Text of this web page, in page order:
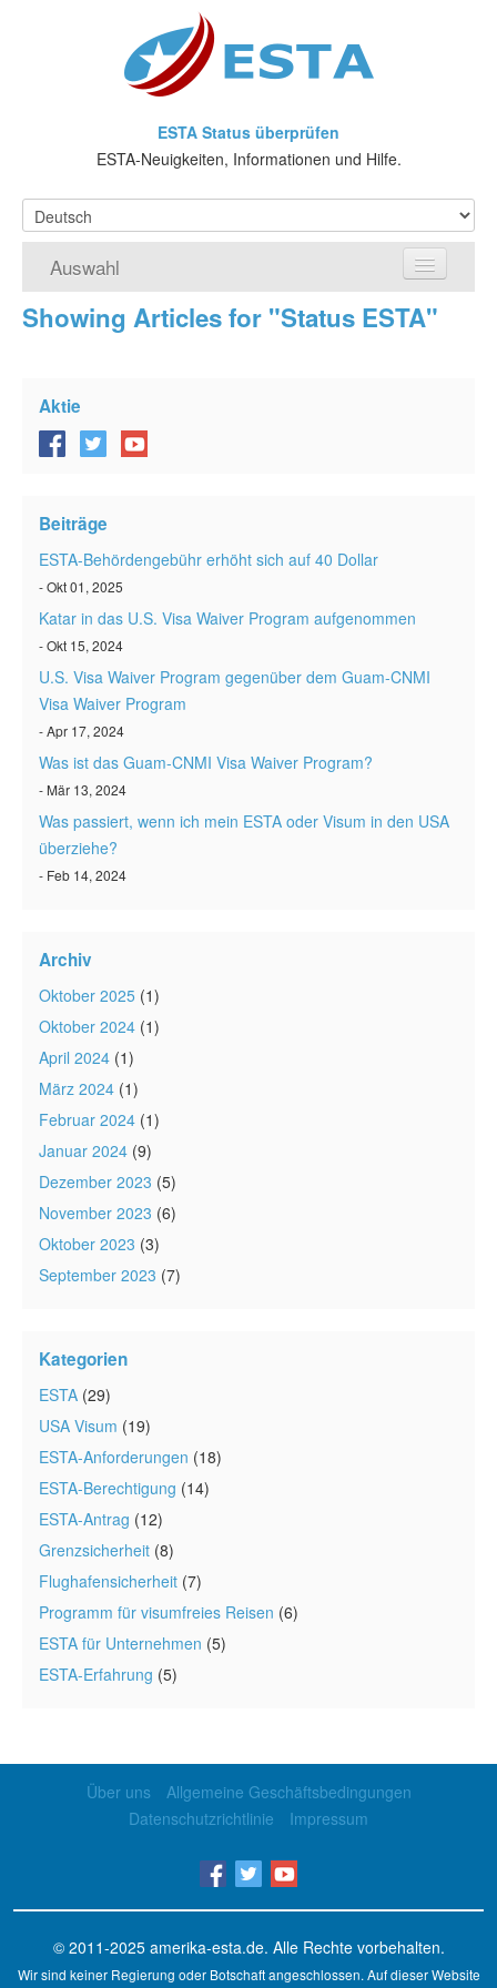
ESTA Status überprüfen
ESTA-Neuigkeiten, Informationen und Hilfe.
Auswahl
Home
Was ist ESTA?
VWP
ESTA Artikel
Kontakt
Showing Articles for "Status ESTA"
Aktie
Beiträge
ESTA-Behördengebühr erhöht sich auf 40 Dollar
- Okt 01, 2025
Katar in das U.S. Visa Waiver Program aufgenommen
- Okt 15, 2024
U.S. Visa Waiver Program gegenüber dem Guam-CNMI
Visa Waiver Program
- Apr 17, 2024
Was ist das Guam-CNMI Visa Waiver Program?
- Mär 13, 2024
Was passiert, wenn ich mein ESTA oder Visum in den USA
überziehe?
- Feb 14, 2024
Archiv
Oktober 2025 (1)
Oktober 2024 (1)
April 2024 (1)
März 2024 (1)
Februar 2024 (1)
Januar 2024 (9)
Dezember 2023 (5)
November 2023 (6)
Oktober 2023 (3)
September 2023 (7)
Kategorien
ESTA (29)
USA Visum (19)
ESTA-Anforderungen (18)
ESTA-Berechtigung (14)
ESTA-Antrag (12)
Grenzsicherheit (8)
Flughafensicherheit (7)
Programm für visumfreies Reisen (6)
ESTA für Unternehmen (5)
ESTA-Erfahrung (5)
Über uns
Allgemeine Geschäftsbedingungen
Datenschutzrichtlinie
Impressum
© 2011-2025 amerika-esta.de. Alle Rechte vorbehalten.
Wir sind keiner Regierung oder Botschaft angeschlossen. Auf dieser Website